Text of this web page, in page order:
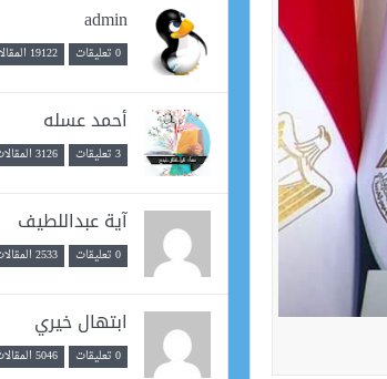
admin
0 تعليقات 19122 المقالات
أحمد عسله
3 تعليقات 3126 المقالات
آية عبداللطيف
0 تعليقات 2533 المقالات
ابتهال خيري
0 تعليقات 5046 المقالات